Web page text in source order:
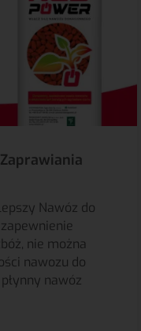
Nawóz do
nie można
nawozu do
nawóz